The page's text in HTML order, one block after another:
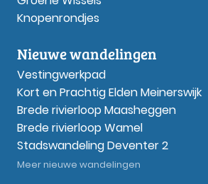
Knopenrondjes
Nieuwe wandelingen
Vestingwerkpad
Kort en Prachtig Elden Meinerswijk
Brede rivierloop Maasheggen
Brede rivierloop Wamel
Stadswandeling Deventer 2
Meer nieuwe wandelingen